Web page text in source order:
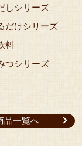
しシリーズ
だけシリーズ
料
つシリーズ
品一覧へ